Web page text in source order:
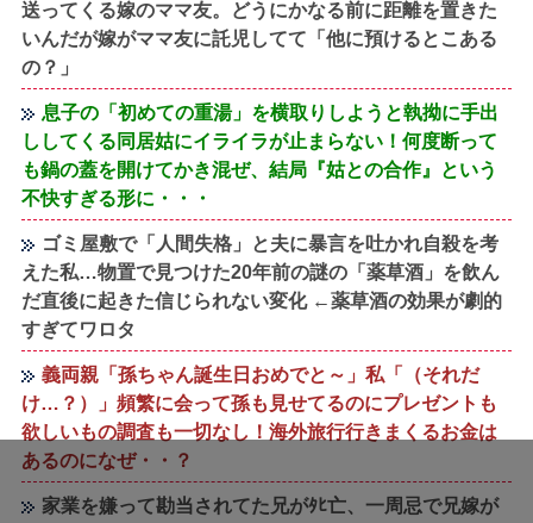
送ってくる嫁のママ友。どうにかなる前に距離を置きた
いんだが嫁がママ友に託児してて「他に預けるとこある
の？」
息子の「初めての重湯」を横取りしようと執拗に手出
ししてくる同居姑にイライラが止まらない！何度断って
も鍋の蓋を開けてかき混ぜ、結局『姑との合作』という
不快すぎる形に・・・
ゴミ屋敷で「人間失格」と夫に暴言を吐かれ自殺を考
えた私…物置で見つけた20年前の謎の「薬草酒」を飲ん
だ直後に起きた信じられない変化 ←薬草酒の効果が劇的
すぎてワロタ
義両親「孫ちゃん誕生日おめでと～」私「（それだ
け…？）」頻繁に会って孫も見せてるのにプレゼントも
欲しいもの調査も一切なし！海外旅行行きまくるお金は
あるのになぜ・・？
家業を嫌って勘当されてた兄がﾀﾋ亡、一周忌で兄嫁が